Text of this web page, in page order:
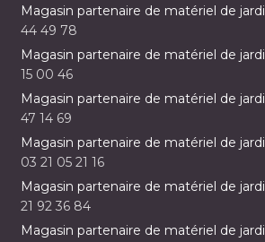
Magasin partenaire de matériel de
44 49 78
Magasin partenaire de matériel de
15 00 46
Magasin partenaire de matériel de
47 14 69
Magasin partenaire de matériel de
03 21 05 21 16
Magasin partenaire de matériel de
21 92 36 84
Magasin partenaire de matériel de